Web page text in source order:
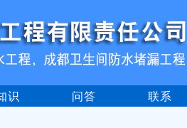
识 问答 联系